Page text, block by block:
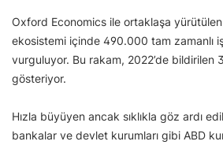
Oxford Economics ile ortaklaşa
ekosistemi içinde 490.000 tam zamanlı iş
vurguluyor. Bu rakam, 2022’de bildirilen
gösteriyor.
Hızla büyüyen ancak sıklıkla göz ardı
bankalar ve devlet kurumları gibi ABD